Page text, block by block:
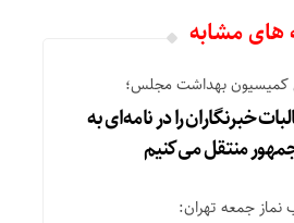
های مشابه
کمیسیون بهداشت مجلس؛
خبرنگاران را در نامه‌ای به
منتقل می‌کنیم
جمعه تهران: